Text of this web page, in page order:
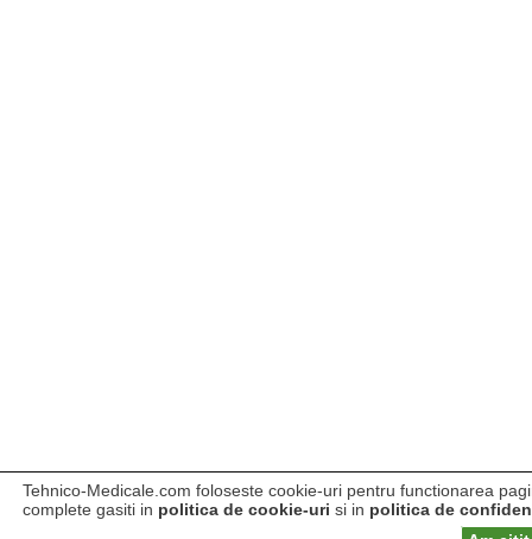
Tehnico-Medicale.com foloseste cookie-uri pentru functionarea
complete gasiti in politica de cookie-uri si in politica de